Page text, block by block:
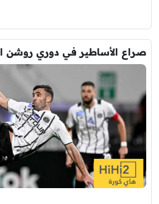
صراع الأساطير في دوري روشن